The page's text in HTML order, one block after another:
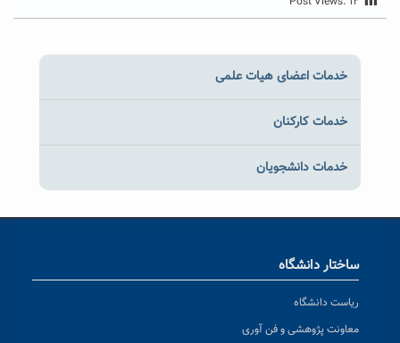
خدمات اعضای هیات علمی
خدمات کارکنان
خدمات دانشجویان
ساختار دانشگاه
ریاست دانشگاه
معاونت پژوهشی و فن آوری